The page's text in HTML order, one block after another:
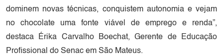
dominem novas técnicas, conquistem autonomia e vejam
no chocolate uma fonte viável de emprego e renda”,
destaca Érika Carvalho Boechat, Gerente de Educação
Profissional do Senac em São Mateus.